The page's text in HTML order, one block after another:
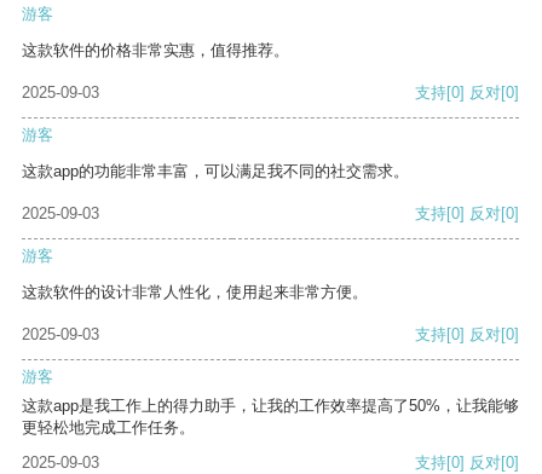
游客
这款软件的价格非常实惠，值得推荐。
2025-09-03 支持[0] 反对[0]
游客
这款app的功能非常丰富，可以满足我不同的社交需求。
2025-09-03 支持[0] 反对[0]
游客
这款软件的设计非常人性化，使用起来非常方便。
2025-09-03 支持[0] 反对[0]
游客
这款app是我工作上的得力助手，让我的工作效率提高了50%，让我能够
更轻松地完成工作任务。
2025-09-03
支持[0] 反对[0]